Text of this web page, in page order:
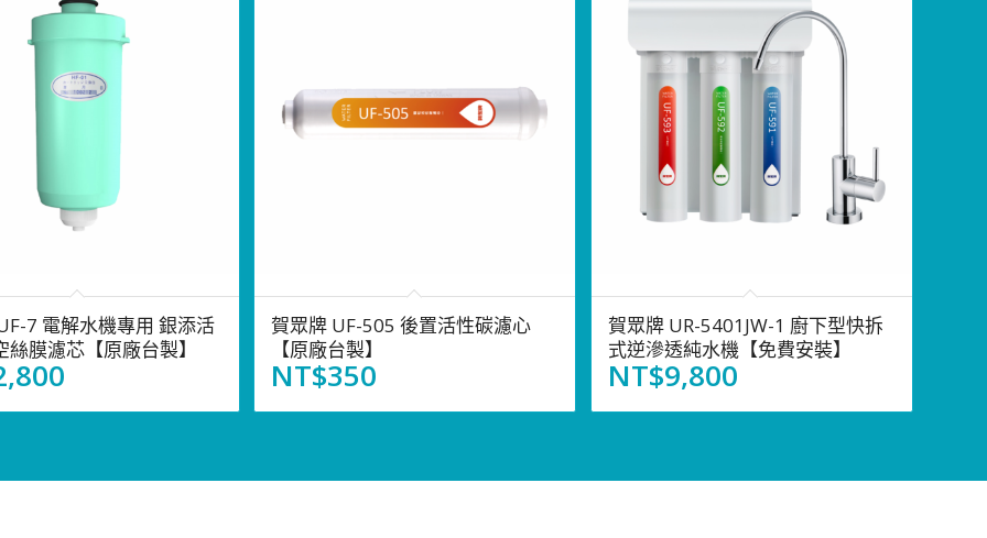
7 電解水機專用 銀添活
絲膜濾芯【原廠台製】
賀眾牌 UF-505 後置活性碳濾心
【原廠台製】
NT$350
賀眾牌 UR-5401JW-1 廚下型快拆
式逆滲透純水機【免費安裝】
NT$9,800